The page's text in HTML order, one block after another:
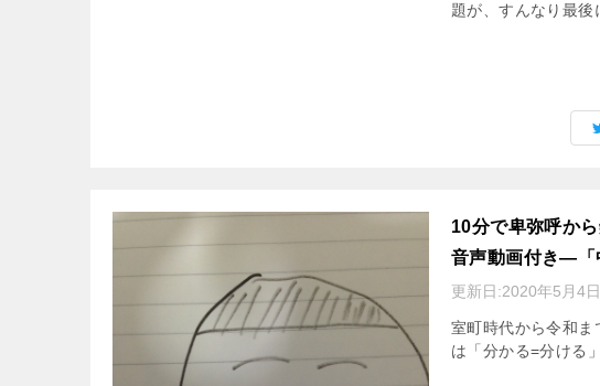
題が、すんなり最
10分で卑弥呼か
音声動画付き―「
更新日:2020年5月4日
室町時代から令和ま
は「分かる=分ける